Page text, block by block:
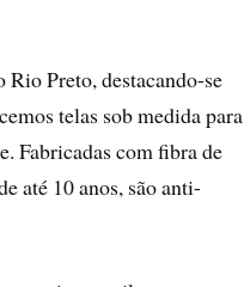
Preto, destacando-se
telas sob medida para
Fabricadas com fibra de
até 10 anos, são anti-